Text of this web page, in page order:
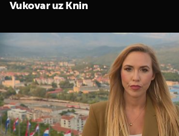
Vukovar uz Knin